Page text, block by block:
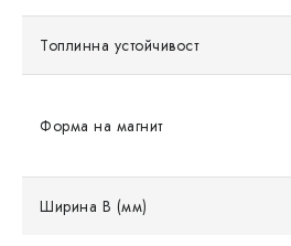
Топлинна устойчивост
Форма на магнит
Ширина B (мм)